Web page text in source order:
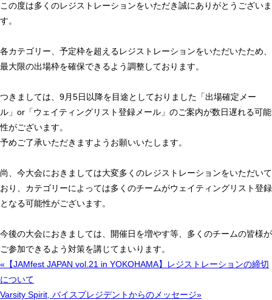
この度は多くのレジストレーションをいただき誠にありがとうございま
す。
各カテゴリー、予定枠を超えるレジストレーションをいただいたため、
最大限の出場枠を確保できるよう調整しております。
つきましては、9月5日以降を目途としておりました「出場確定メー
ル」or「ウェイティングリスト登録メール」のご案内が数日遅れる可能
性がございます。
予めご了承いただきますようお願いいたします。
尚、今大会におきましては大変多くのレジストレーションをいただいて
おり、カテゴリーによっては多くのチームがウェイティングリスト登録
となる可能性がございます。
今後の大会におきましては、開催日を増やす等、多くのチームの皆様が
ご参加できるよう対策を講じてまいります。
«【JAMfest JAPAN vol.21 in YOKOHAMA】レジストレーションの締切
について
Varsity Spirit, バイスプレジデントからのメッセージ»